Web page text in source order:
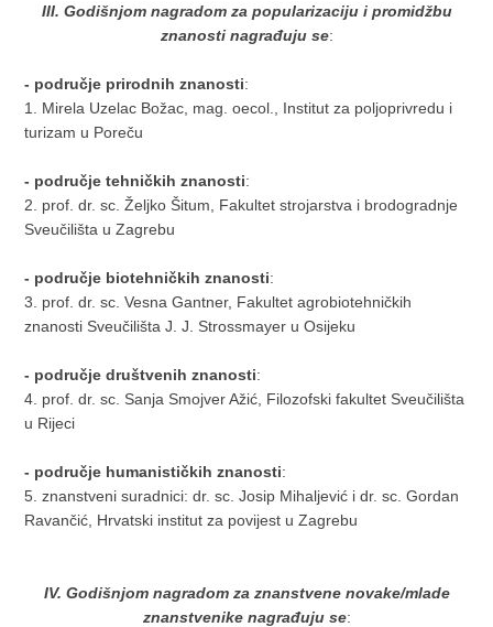
III. Godišnjom nagradom za popularizaciju i promidžbu
znanosti nagrađuju se:
- područje prirodnih znanosti:
1. Mirela Uzelac Božac, mag. oecol., Institut za poljoprivredu i
turizam u Poreču
- područje tehničkih znanosti:
2. prof. dr. sc. Željko Šitum, Fakultet strojarstva i brodogradnje
Sveučilišta u Zagrebu
- područje biotehničkih znanosti:
3. prof. dr. sc. Vesna Gantner, Fakultet agrobiotehničkih
znanosti Sveučilišta J. J. Strossmayer u Osijeku
- područje društvenih znanosti:
4. prof. dr. sc. Sanja Smojver Ažić, Filozofski fakultet Sveučilišta
u Rijeci
- područje humanističkih znanosti:
5. znanstveni suradnici: dr. sc. Josip Mihaljević i dr. sc. Gordan
Ravančić, Hrvatski institut za povijest u Zagrebu
IV. Godišnjom nagradom za znanstvene novake/mlade
znanstvenike nagrađuju se: